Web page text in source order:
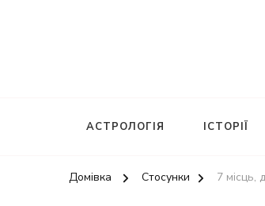
АСТРОЛОГІЯ ІСТОРІЇ
Домівка Стосунки 7 місць,